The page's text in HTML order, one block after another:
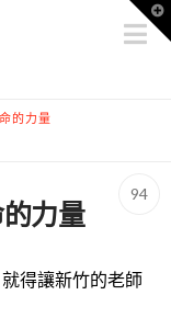
的力量
94
力量
得讓新竹的老師